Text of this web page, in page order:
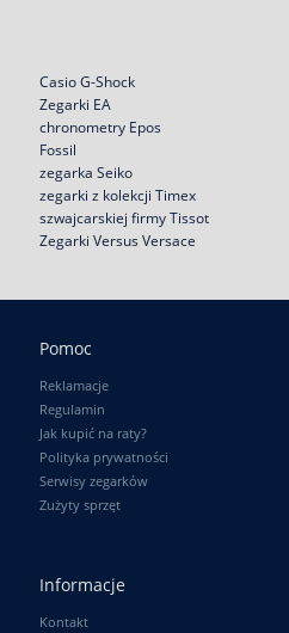
Casio G-Shock
Zegarki EA
chronometry Epos
Fossil
zegarka Seiko
zegarki z kolekcji Timex
szwajcarskiej firmy Tissot
Zegarki Versus Versace
Pomoc
Reklamacje
Regulamin
Jak kupić na raty?
Polityka prywatności
Serwisy zegarków
Zużyty sprzęt
Informacje
Kontakt